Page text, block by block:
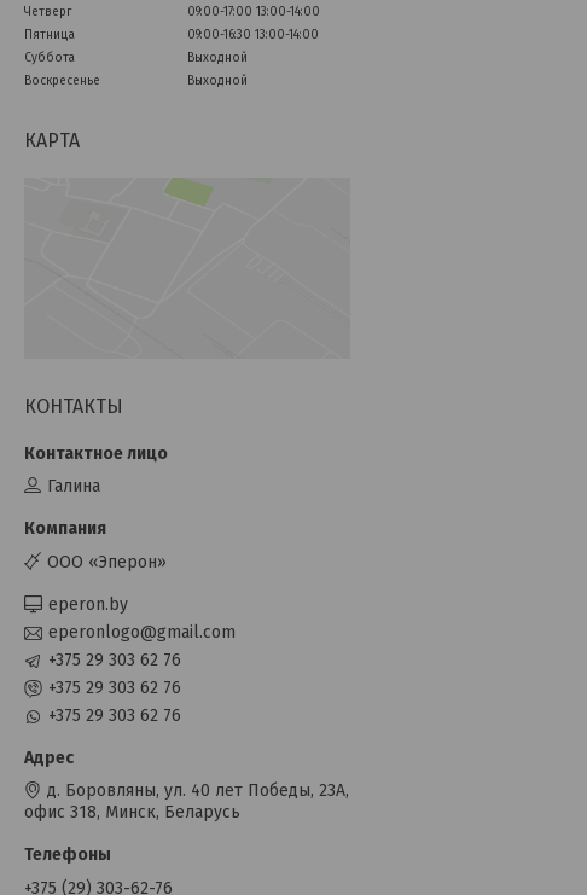
Четверг
09:00-17:00 13:00-14:00
Пятница
09:00-16:30 13:00-14:00
Суббота
Выходной
Воскресенье
Выходной
КАРТА
КОНТАКТЫ
Галина
OOO «Эперон»
eperon.by
eperonlogo@gmail.com
+375 29 303 62 76
+375 29 303 62 76
+375 29 303 62 76
д. Боровляны, ул. 40 лет Победы, 23А,
офис 318, Минск, Беларусь
+375 (29) 303-62-76